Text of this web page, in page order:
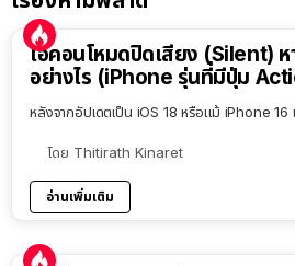
ไอคอนโหมดปิดเสียง (Silent) ห
อย่างไร (iPhone รุ่นที่มีปุ่ม
หลังจากอัปเดตเป็น iOS 18 หรือแม้ iPhone 16
โดย Thitirath Kinaret
อ่านเพิ่มเติม